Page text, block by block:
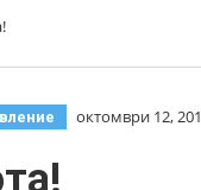
октомври 12,